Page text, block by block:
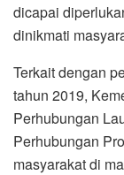
dicapai
dinikmati
Terkait dengan
tahun 2019,
Perhubungan
Perhubungan
masyarakat di